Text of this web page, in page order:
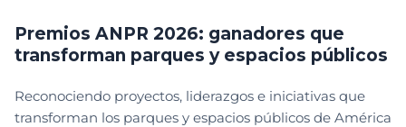
Premios ANPR 2026: ganadores que
transforman parques y espacios públicos
Reconociendo proyectos, liderazgos e iniciativas que
transforman los parques y espacios públicos de América